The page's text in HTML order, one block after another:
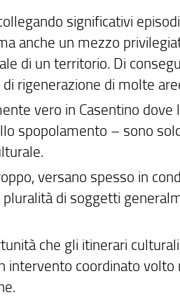
significativi
anche un mezzo
di un territorio. Di
rigenerazione di molte
vero in Casentino
spopolamento – sono
versano spesso in
di soggetti
che gli itinerari
intervento coordinato